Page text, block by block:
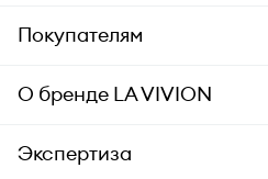
Подарки
Уход за украшениями
Аксессуары
Покупателям
Заказ и оплата
Гарантия подлинности
О бренде LA VIVION
О компании
Экспертиза